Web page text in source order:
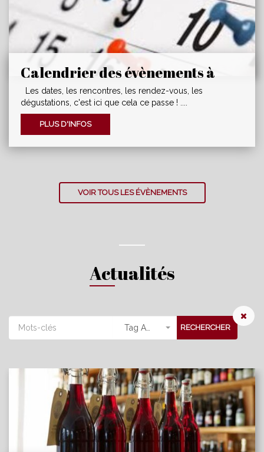
Commision dégustation
DEGUSTATION CHAMPAGNE
PANNIERMontrabé, lundi 20 Avril 2026Présent
chez Alexandra Demoy...
Calendrier des évènements à
venir.
Les dates, les rencontres, les rendez-vous, les
dégustations, c'est ici que cela ce passe ! ....
PLUS D'INFOS
VOIR TOUS LES ÉVÈNEMENTS
Actualités
RECHERCHER